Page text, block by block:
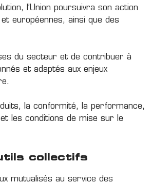
l’Union poursuivra son action
européennes, ainsi que des
du secteur et de contribuer à
et adaptés aux enjeux
la conformité, la performance,
les conditions de mise sur le
collectifs
mutualisés au service des